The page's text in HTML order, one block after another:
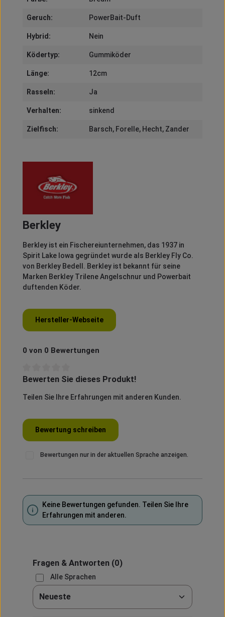
Geruch: PowerBait-Duft
Hybrid: Nein
Ködertyp: Gummiköder
Länge: 12cm
Rasseln: Ja
Verhalten: sinkend
Zielfisch: Barsch, Forelle, Hecht, Zander
Berkley
Berkleyist ein Fischereiunternehmen, das 1937 in
Spirit Lake Iowa gegründet wurde als Berkley FlyCo.
von Berkley Bedell . Berkleyist bekannt für seine
Marken Berkley TrileneAngelschnur und Powerbait
duftenden Köder.
Hersteller-Webseite
0 von 0 Bewertungen
Durchschnittliche Bewertung von 0 von 5 Sternen
Bewerten Sie dieses Produkt!
Teilen Sie Ihre Erfahrungen mit anderen Kunden.
Bewertung schreiben
Bewertungen nur in der aktuellen Sprache anzeigen.
Keine Bewertungen gefunden. Teilen Sie Ihre
Erfahrungen mit anderen.
Fragen & Antworten(0)
Alle Sprachen
Sortieren nach